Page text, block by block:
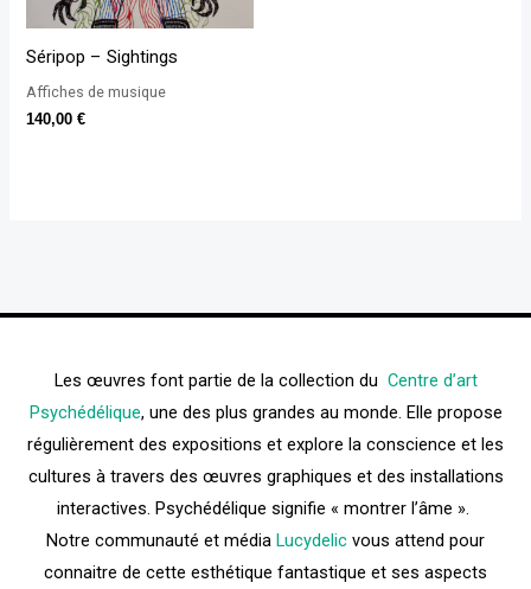
Séripop – Sightings
Affiches de musique
140,00€
Les œuvres font partie de la collection du Centre d’art
Psychédélique, une des plus grandes au monde. Elle propose
régulièrement des expositions et explore la conscience et les
cultures à travers des œuvres graphiques et des installations
interactives. Psychédélique signifie « montrer l’âme ».
Notre communauté et média Lucydelic vous attend pour
connaitre de cette esthétique fantastique et ses aspects